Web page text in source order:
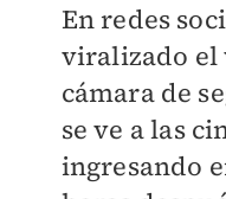
En redes
viralizado el
cámara de
se ve a las
ingresando